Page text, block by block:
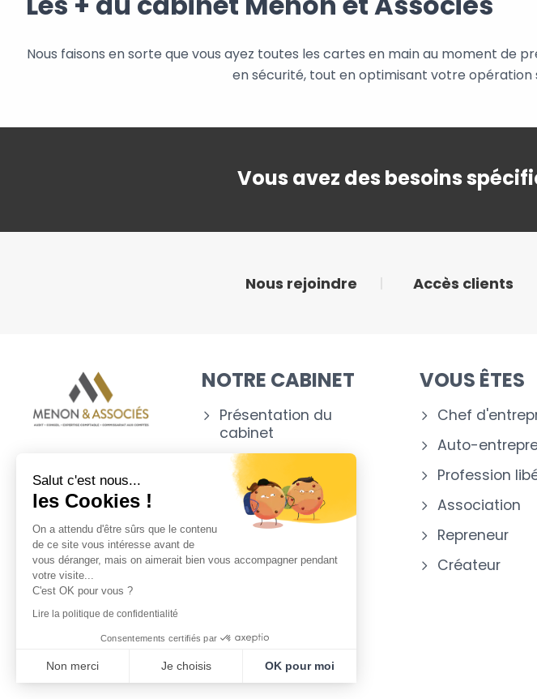
Nous faisons en sorte que vous ayez toutes les cartes en main au moment de
en sécurité, tout en optimisant votre opération
Vous avez des besoins
Nous rejoindre Accès clients
NOTRE CABINET
Présentation du
cabinet
Nos experts
Nos outils
Appartenance
VOUS ÊTES
Chef
Auto-
Profession
Association
Repreneur
Créateur
Salut c'est nous...
les Cookies !
On a attendu d'être sûrs que le contenu
de ce site vous intéresse avant de
vous déranger, mais on aimerait bien vous accompagner pendant
votre visite...
C'est OK pour vous ?
Lire la politique de confidentialité
Consentements certifiés par
Non merci Je choisis OK pour moi